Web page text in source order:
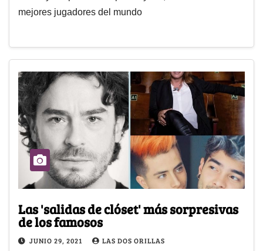
mejores jugadores del mundo
Las 'salidas de clóset' más sorpresivas
de los famosos
JUNIO 29, 2021 LAS DOS ORILLAS